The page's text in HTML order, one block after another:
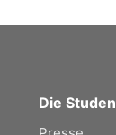
Die